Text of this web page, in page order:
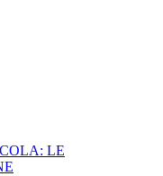
LE